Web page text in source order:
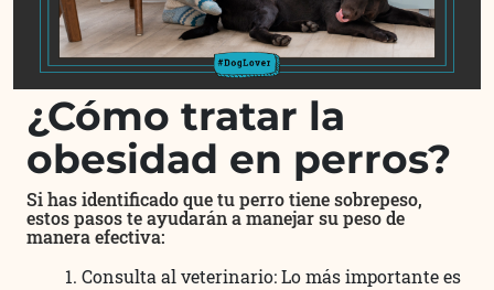
¿Cómo tratar la
obesidad en perros?
Si has identificado que tu perro tiene sobrepeso,
estos pasos te ayudarán a manejar su peso de
manera efectiva:
Consulta al veterinario: Lo más importante es